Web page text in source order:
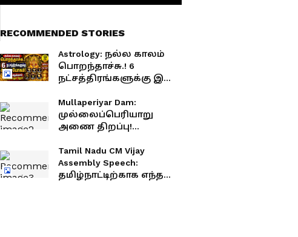
RECOMMENDED STORIES
Astrology: நல்ல காலம்
பொறந்தாச்சு.! 6
நட்சத்திரங்களுக்கு இனி
தொட்டதெல்லாம்
பொன்னாகும் நேரம்.!
Mullaperiyar Dam:
முல்லைப்பெரியாறு
அணை திறப்பு!
தண்ணீர்.!
Tamil Nadu CM Vijay
Assembly Speech:
தமிழ்நாட்டிற்காக எந்த